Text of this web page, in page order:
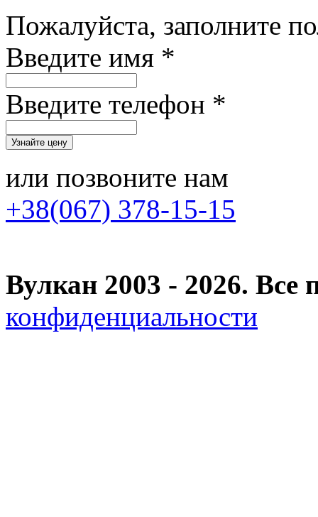
Пожалуйста, заполните
Введите имя *
Введите телефон *
или позвоните нам
+38(067) 378-15-15
Вулкан 2003 - 2026.
конфиденциальности